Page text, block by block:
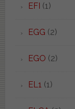
EFI (1)
EGG (2)
EGO (2)
EL1 (1)